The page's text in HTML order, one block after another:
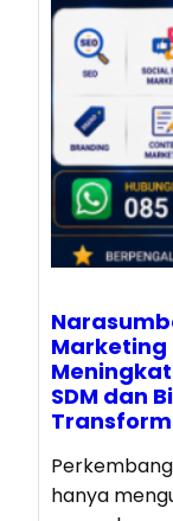
Marketing
SDM dan
hanya